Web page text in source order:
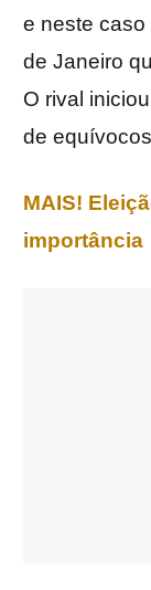
e neste caso
de Janeiro
O rival
de
MAIS!
importância